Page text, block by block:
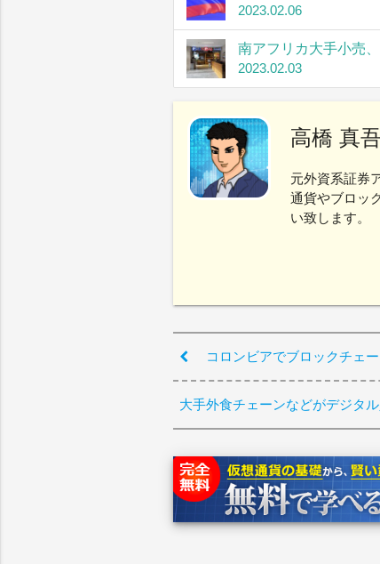
2023.02.06
南アフリカ大手小売
2023.02.03
高橋 真吾
元外資系証券
通貨やブロッ
い致します。
コロンビアでブロックチェ
大手外食チェーンなどがデジタ